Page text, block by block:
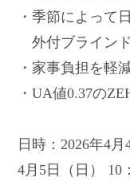
・季節によって
外付ブライン
・家事負担を軽
・UA値0.37の
日時：2026年4
4月5日（日） 10